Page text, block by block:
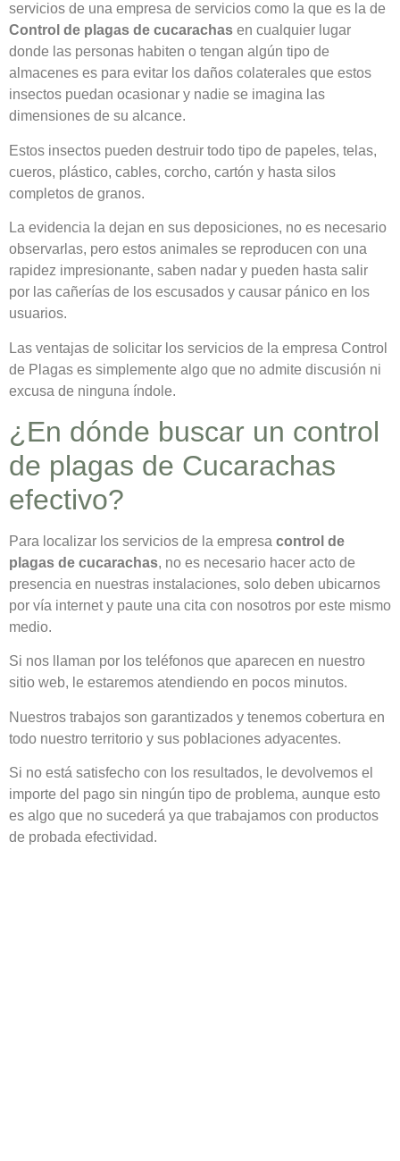
servicios de una empresa de servicios como la que es la de
Control de plagas de cucarachas en cualquier lugar
donde las personas habiten o tengan algún tipo de
almacenes es para evitar los daños colaterales que estos
insectos puedan ocasionar y nadie se imagina las
dimensiones de su alcance.
Estos insectos pueden destruir todo tipo de papeles, telas,
cueros, plástico, cables, corcho, cartón y hasta silos
completos de granos.
La evidencia la dejan en sus deposiciones, no es necesario
observarlas, pero estos animales se reproducen con una
rapidez impresionante, saben nadar y pueden hasta salir
por las cañerías de los escusados y causar pánico en los
usuarios.
Las ventajas de solicitar los servicios de la empresa Control
de Plagas es simplemente algo que no admite discusión ni
excusa de ninguna índole.
¿En dónde buscar un control
de plagas de Cucarachas
efectivo?
Para localizar los servicios de la empresa control de
plagas de cucarachas, no es necesario hacer acto de
presencia en nuestras instalaciones, solo deben ubicarnos
por vía internet y paute una cita con nosotros por este mismo
medio.
Si nos llaman por los teléfonos que aparecen en nuestro
sitio web, le estaremos atendiendo en pocos minutos.
Nuestros trabajos son garantizados y tenemos cobertura en
todo nuestro territorio y sus poblaciones adyacentes.
Si no está satisfecho con los resultados, le devolvemos el
importe del pago sin ningún tipo de problema, aunque esto
es algo que no sucederá ya que trabajamos con productos
de probada efectividad.